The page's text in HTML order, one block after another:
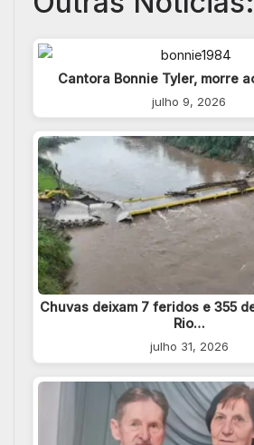
Cantora Bonnie Tyler, morre
julho 9, 2026
Chuvas deixam 7 feridos e 355
Rio…
julho 31, 2026